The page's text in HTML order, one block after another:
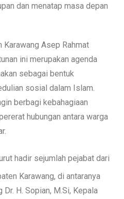
dan menatap masa depan
Karawang Asep Rahmat
ini merupakan agenda
sebagai bentuk
sosial dalam Islam.
berbagi kebahagiaan
hubungan antara warga
hadir sejumlah pejabat dari
Karawang, di antaranya
H. Sopian, M.Si, Kepala